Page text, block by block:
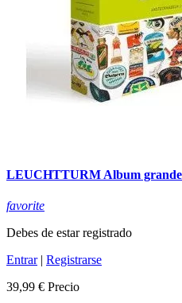
LEUCHTTURM Album grande
favorite
Debes de estar registrado
Entrar| Registrarse
39,99 € Precio